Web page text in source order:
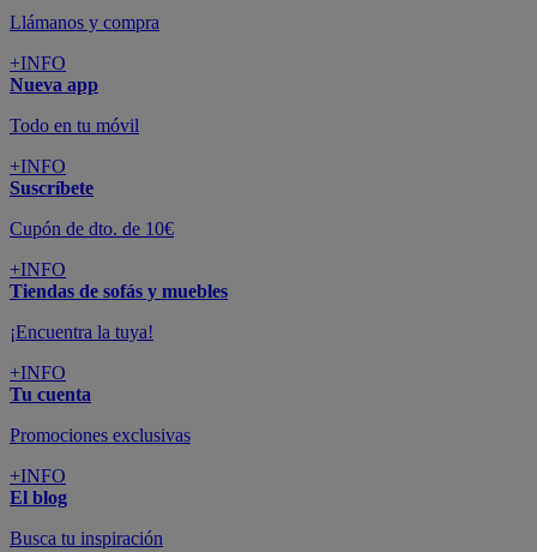
Llámanos y compra
+INFO
Nueva app
Todo en tu móvil
+INFO
Suscríbete
Cupón de dto. de 10€
+INFO
Tiendas de sofás y muebles
¡Encuentra la tuya!
+INFO
Tu cuenta
Promociones exclusivas
+INFO
El blog
Busca tu inspiración